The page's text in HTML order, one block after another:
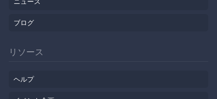
ブログ
リソース
ヘルプ